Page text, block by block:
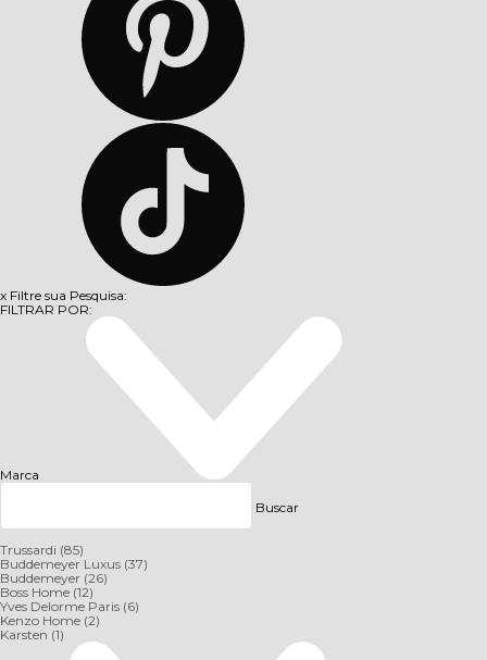
x Filtre sua Pesquisa:
FILTRAR POR:
Marca
Buscar
Trussardi (85)
Buddemeyer Luxus (37)
Buddemeyer (26)
Boss Home (12)
Yves Delorme Paris (6)
Kenzo Home (2)
Karsten (1)